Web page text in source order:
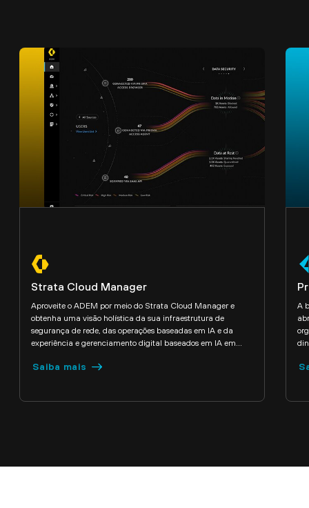
Strata Cloud Manager
Aproveite o ADEM por meio do Strata Cloud Manager e
obtenha uma visão holística da sua infraestrutura de
segurança de rede, das operações baseadas em IA e da
experiência e gerenciamento digital baseados em IA em
Saiba mais
A